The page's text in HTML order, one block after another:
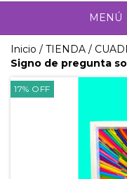
MENÚ
Inicio / TIENDA /
Signo de pregunta
17% OFF